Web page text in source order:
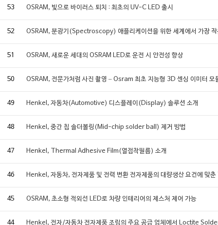
53 OSRAM, 빛으로 바이러스 퇴치 : 최초의 UV-C LED 출시
52 OSRAM, 분광기(Spectroscopy) 애플리케이션을 위한 세계에서 가장 작
51 OSRAM, 새로운 세대의 OSRAM LED로 운전 시 안전성 향상
50 OSRAM, 전문가처럼 사진 촬영 – Osram 최초 지능형 3D 센싱 이미터 모
49 Henkel, 자동차(Automotive) 디스플레이(Display) 솔루션 소개
48 Henkel, 중간 칩 솔더볼링(Mid-chip solder ball) 제거 방법
47 Henkel, Thermal Adhesive Film(열접착필름) 소개
46 Henkel, 자동차, 전자제품 및 전력 변환 전자제품의 대량생산 요건에 맞
45 OSRAM, 초소형 적외선 LED로 차량 인테리어의 제스처 제어 가능
44 Henkel, 전자/자동차 전자제품 조립의 주요 공급 업체에서 Loctite